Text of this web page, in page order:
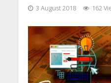
3 August 2018 162